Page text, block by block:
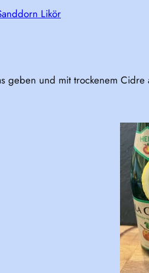
Likör
geben und mit trockenem Cidre